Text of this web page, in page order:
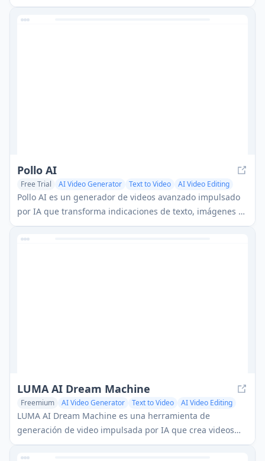
resúmenes interactivos y personalizados adaptados a los
intereses específicos y limitaciones de tiempo de los
Pollo AI
Free Trial AI Video Generator Text to Video AI Video Editing
Pollo AI es un generador de videos avanzado impulsado
por IA que transforma indicaciones de texto, imágenes y
conceptos en videos personalizables de alta calidad.
LUMA AI Dream Machine
Freemium AI Video Generator Text to Video AI Video Editing
LUMA AI Dream Machine es una herramienta de
generación de video impulsada por IA que crea videos
realistas de alta calidad a partir de solicitudes de texto e
imágenes en minutos.